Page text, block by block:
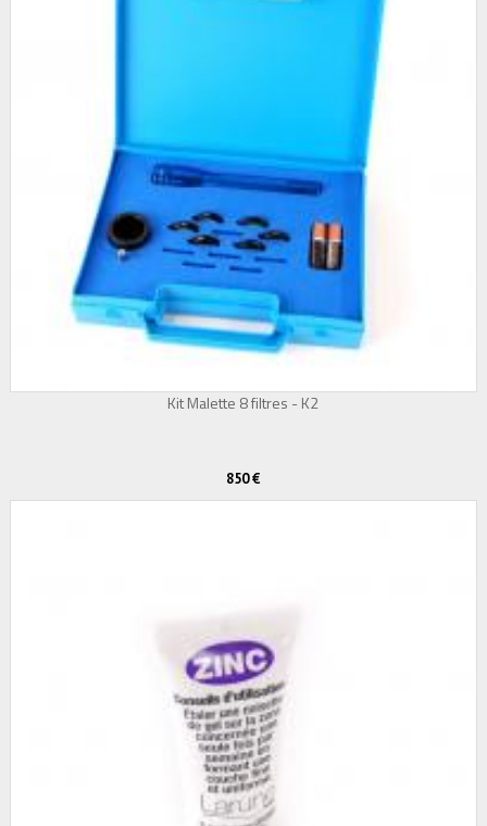
Kit Malette 8 filtres - K2
850 €